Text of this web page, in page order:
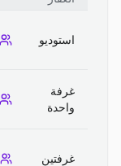
استوديو
غرفة
واحدة
غرفتين